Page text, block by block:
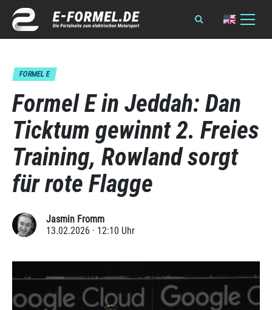
FORMEL E
Formel E in Jeddah: Dan
Ticktum gewinnt 2. Freies
Training, Rowland sorgt
für rote Flagge
Jasmin Fromm
13.02.2026 · 12:10 Uhr